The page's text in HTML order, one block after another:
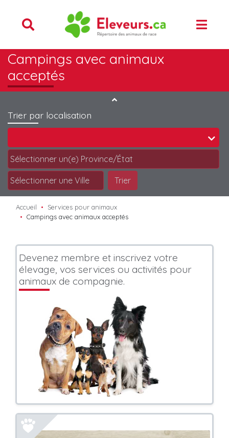
Campings avec animaux
acceptés
Trier par localisation
Trier
Accueil
Services pour animaux
Campings avec animaux acceptés
Devenez membre et inscrivez votre
élevage, vos services ou activités pour
animaux de compagnie.